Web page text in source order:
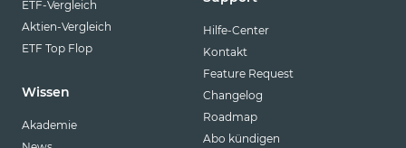
ETF-Vergleich
Aktien-Vergleich
ETF Top Flop
Wissen
Akademie
Hilfe-Center
Kontakt
Feature Request
Changelog
Roadmap
Abo kündigen